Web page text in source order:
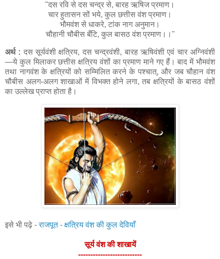
"दस रवि से दस चन्द्र से, बारह ऋषिज प्रमाण।
चार हुतासन सों भये, कुल छत्तीस वंश प्रमाण।
भौमवंश से धाकरे, टांक नाग अनुमान।
चौहानी चौबीस बँटि, कुल बासठ वंश प्रमाण।।"
अर्थ : दस सूर्यवंशी क्षत्रिय, दस चन्द्रवंशी, बारह ऋषिवंशी एवं चार अग्निवंशी
—ये कुल मिलाकर छत्तीस क्षत्रिय वंशों का प्रमाण माने गए हैं। बाद में भौमवंश
तथा नागवंश के क्षत्रियों को सम्मिलित करने के पश्चात्, और जब चौहान वंश
चौबीस अलग-अलग शाखाओं में विभक्त होने लगा, तब क्षत्रियों के बासठ वंशों
का उल्लेख प्राप्त होता है।
इसे भी पढ़े -राजपूत - क्षत्रिय वंश की कुल देवियाँ
सूर्य वंश की शाखायें
--------------------------